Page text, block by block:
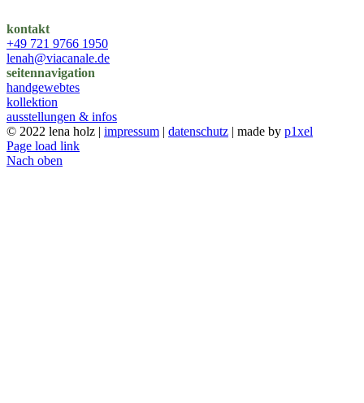
kontakt
+49 721 9766 1950
lenah@viacanale.de
seitennavigation
handgewebtes
kollektion
ausstellungen & infos
© 2022 lena holz | impressum | datenschutz | made by p1xel
Page load link
Nach oben